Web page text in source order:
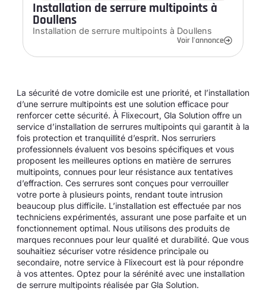
Installation de serrure multipoints à
Doullens
Installation de serrure multipoints à Doullens
Voir l'annonce
La sécurité de votre domicile est une priorité, et l’installation
d’une serrure multipoints est une solution efficace pour
renforcer cette sécurité. À Flixecourt, Gla Solution offre un
service d’installation de serrures multipoints qui garantit à la
fois protection et tranquillité d’esprit. Nos serruriers
professionnels évaluent vos besoins spécifiques et vous
proposent les meilleures options en matière de serrures
multipoints, connues pour leur résistance aux tentatives
d’effraction. Ces serrures sont conçues pour verrouiller
votre porte à plusieurs points, rendant toute intrusion
beaucoup plus difficile. L’installation est effectuée par nos
techniciens expérimentés, assurant une pose parfaite et un
fonctionnement optimal. Nous utilisons des produits de
marques reconnues pour leur qualité et durabilité. Que vous
souhaitiez sécuriser votre résidence principale ou
secondaire, notre service à Flixecourt est là pour répondre
à vos attentes. Optez pour la sérénité avec une installation
de serrure multipoints réalisée par Gla Solution.